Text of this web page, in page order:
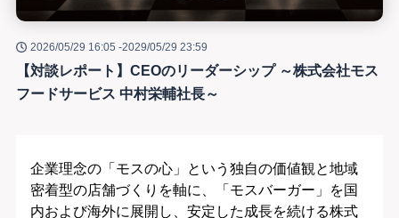
2026/05/29 16:05 -2029/05/29 23:59
【対談レポート】CEOのリーダーシップ ～株式会社モス
フードサービス 中村栄輔社長～
企業理念の「モスの心」という独自の価値観と地域
密着型の店舗づくりを軸に、「モスバーガー」を国
内および海外に展開し、安定した成長を続ける株式